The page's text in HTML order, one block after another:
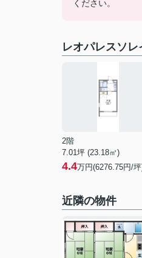
ください。
レオパレスソ
2階
7.01坪 (23.18㎡)
4.4万円(6276.75円/
近隣の物件